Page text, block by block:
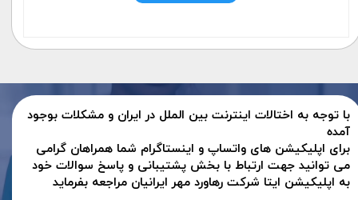
با توجه به اختالات اینترنت بین الملل در ایران و مشکلات بوجود
آمده
برای اپلیکیشن های واتساپ و اینستاگرام شما همراهان گرامی
می توانید جهت ارتباط با بخش پشتیبانی و پاسخ سوالات خود
به اپلیکیشن ایتا شرکت رهاورد مهر ایرانیان مراجعه بفرماید